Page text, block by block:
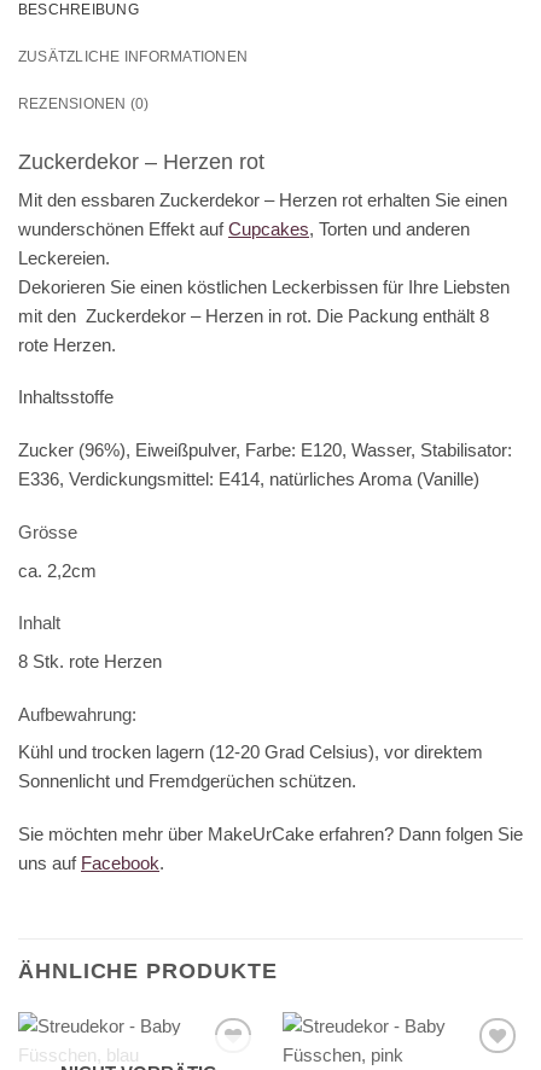
BESCHREIBUNG
ZUSÄTZLICHE INFORMATIONEN
REZENSIONEN (0)
Zuckerdekor – Herzen rot
Mit den essbaren Zuckerdekor – Herzen rot erhalten Sie einen
wunderschönen Effekt aufCupcakes, Torten und anderen
Leckereien.
Dekorieren Sie einen köstlichen Leckerbissen für Ihre Liebsten
mit den Zuckerdekor – Herzen in rot. Die Packung enthält 8
rote Herzen.
Inhaltsstoffe
Zucker (96%), Eiweißpulver, Farbe: E120, Wasser, Stabilisator:
E336, Verdickungsmittel: E414, natürliches Aroma (Vanille)
Grösse
ca. 2,2cm
Inhalt
8 Stk. rote Herzen
Aufbewahrung:
Kühl und trocken lagern (12-20 Grad Celsius), vor direktem
Sonnenlicht und Fremdgerüchen schützen.
Sie möchten mehr über MakeUrCake erfahren? Dann folgen Sie
uns auf Facebook.
ÄHNLICHE PRODUKTE